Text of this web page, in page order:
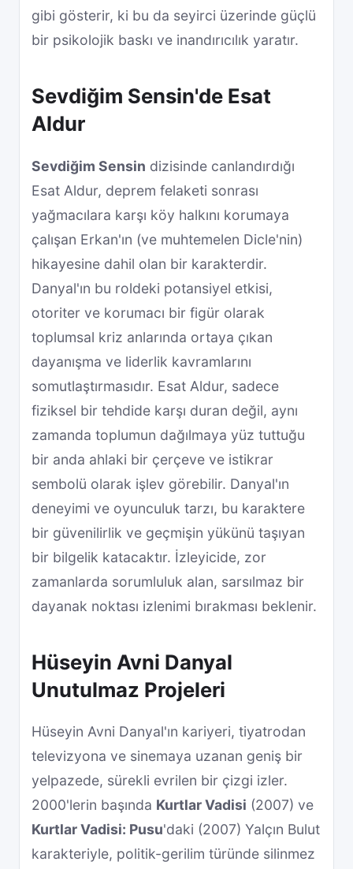
gibi gösterir, ki bu da seyirci üzerinde güçlü
bir psikolojik baskı ve inandırıcılık yaratır.
Sevdiğim Sensin'de Esat
Aldur
Sevdiğim Sensin dizisinde canlandırdığı
Esat Aldur, deprem felaketi sonrası
yağmacılara karşı köy halkını korumaya
çalışan Erkan'ın (ve muhtemelen Dicle'nin)
hikayesine dahil olan bir karakterdir.
Danyal'ın bu roldeki potansiyel etkisi,
otoriter ve korumacı bir figür olarak
toplumsal kriz anlarında ortaya çıkan
dayanışma ve liderlik kavramlarını
somutlaştırmasıdır. Esat Aldur, sadece
fiziksel bir tehdide karşı duran değil, aynı
zamanda toplumun dağılmaya yüz tuttuğu
bir anda ahlaki bir çerçeve ve istikrar
sembolü olarak işlev görebilir. Danyal'ın
deneyimi ve oyunculuk tarzı, bu karaktere
bir güvenilirlik ve geçmişin yükünü taşıyan
bir bilgelik katacaktır. İzleyicide, zor
zamanlarda sorumluluk alan, sarsılmaz bir
dayanak noktası izlenimi bırakması beklenir.
Hüseyin Avni Danyal
Unutulmaz Projeleri
Hüseyin Avni Danyal'ın kariyeri, tiyatrodan
televizyona ve sinemaya uzanan geniş bir
yelpazede, sürekli evrilen bir çizgi izler.
2000'lerin başında Kurtlar Vadisi (2007) ve
Kurtlar Vadisi: Pusu'daki (2007) Yalçın Bulut
karakteriyle, politik-gerilim türünde silinmez